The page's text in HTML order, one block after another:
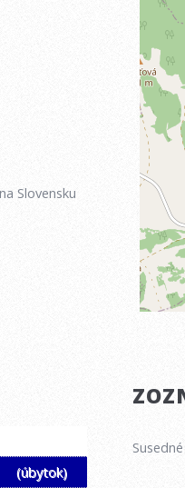
Slovensku
(úbytok)